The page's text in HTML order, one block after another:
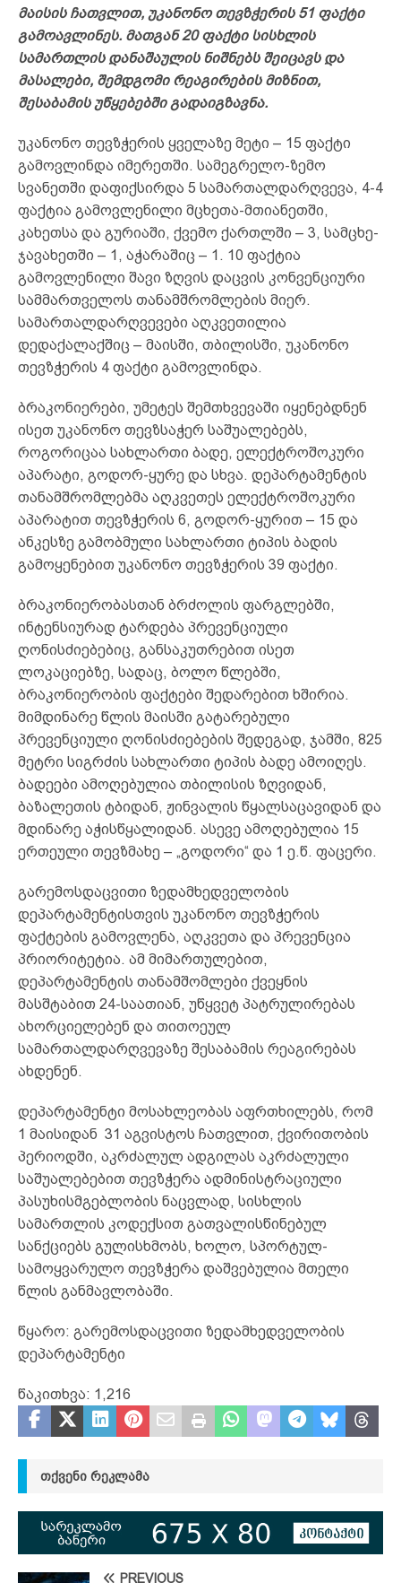
მაისის ჩათვლით, უკანონო თევზჭერის 51 ფაქტი
გამოავლინეს. მათგან 20 ფაქტი სისხლის
სამართლის დანაშაულის ნიშნებს შეიცავს და
მასალები, შემდგომი რეაგირების მიზნით,
შესაბამის უწყებებში გადაიგზავნა.
უკანონო თევზჭერის ყველაზე მეტი – 15 ფაქტი
გამოვლინდა იმერეთში. სამეგრელო-ზემო
სვანეთში დაფიქსირდა 5 სამართალდარღვევა, 4-4
ფაქტია გამოვლენილი მცხეთა-მთიანეთში,
კახეთსა და გურიაში, ქვემო ქართლში – 3, სამცხე-
ჯავახეთში – 1, აჭარაშიც – 1. 10 ფაქტია
გამოვლენილი შავი ზღვის დაცვის კონვენციური
სამმართველოს თანამშრომლების მიერ.
სამართალდარღვევები აღკვეთილია
დედაქალაქშიც – მაისში, თბილისში, უკანონო
თევზჭერის 4 ფაქტი გამოვლინდა.
ბრაკონიერები, უმეტეს შემთხვევაში იყენებდნენ
ისეთ უკანონო თევზსაჭერ საშუალებებს,
როგორიცაა სახლართი ბადე, ელექტროშოკური
აპარატი, გოდორ-ყურე და სხვა. დეპარტამენტის
თანამშრომლებმა აღკვეთეს ელექტროშოკური
აპარატით თევზჭერის 6, გოდორ-ყურით – 15 და
ანკესზე გამობმული სახლართი ტიპის ბადის
გამოყენებით უკანონო თევზჭერის 39 ფაქტი.
ბრაკონიერობასთან ბრძოლის ფარგლებში,
ინტენსიურად ტარდება პრევენციული
ღონისძიებებიც, განსაკუთრებით ისეთ
ლოკაციებზე, სადაც, ბოლო წლებში,
ბრაკონიერობის ფაქტები შედარებით ხშირია.
მიმდინარე წლის მაისში გატარებული
პრევენციული ღონისძიებების შედეგად, ჯამში, 825
მეტრი სიგრძის სახლართი ტიპის ბადე ამოიღეს.
ბადეები ამოღებულია თბილისის ზღვიდან,
ბაზალეთის ტბიდან, ჟინვალის წყალსაცავიდან და
მდინარე აჭისწყალიდან. ასევე ამოღებულია 15
ერთეული თევზმახე – „გოდორი“ და 1 ე.წ. ფაცერი.
გარემოსდაცვითი ზედამხედველობის
დეპარტამენტისთვის უკანონო თევზჭერის
ფაქტების გამოვლენა, აღკვეთა და პრევენცია
პრიორიტეტია. ამ მიმართულებით,
დეპარტამენტის თანამშომლები ქვეყნის
მასშტაბით 24-საათიან, უწყვეტ პატრულირებას
ახორციელებენ და თითოეულ
სამართალდარღვევაზე შესაბამის რეაგირებას
ახდენენ.
დეპარტამენტი მოსახლეობას აფრთხილებს, რომ
1 მაისიდან 31 აგვისტოს ჩათვლით, ქვირითობის
პერიოდში, აკრძალულ ადგილას აკრძალული
საშუალებებით თევზჭერა ადმინისტრაციული
პასუხისმგებლობის ნაცვლად, სისხლის
სამართლის კოდექსით გათვალისწინებულ
სანქციებს გულისხმობს, ხოლო, სპორტულ-
სამოყვარულო თევზჭერა დაშვებულია მთელი
წლის განმავლობაში.
წყარო: გარემოსდაცვითი ზედამხედველობის
დეპარტამენტი
წაკითხვა: 1,216
ᲗᲥᲕᲔᲜᲘ ᲠᲔᲙᲚᲐᲛᲐ
PREVIOUS